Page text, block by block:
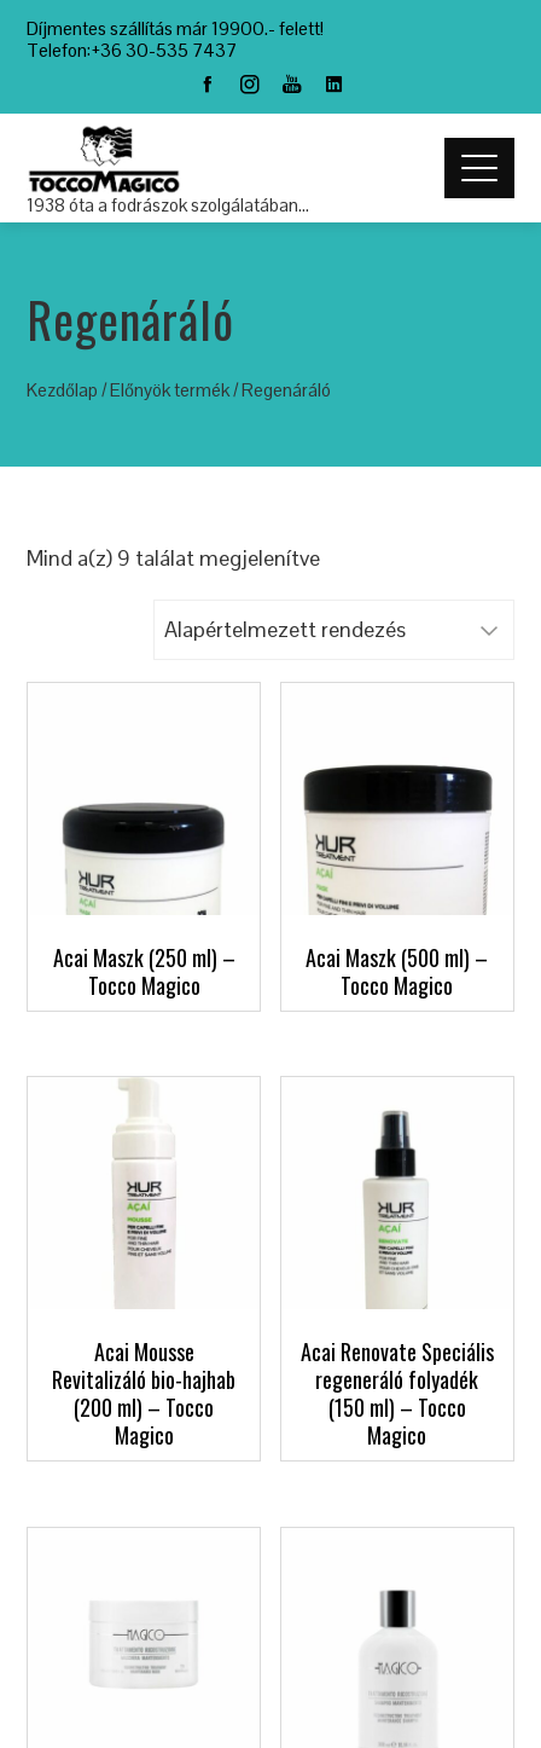
Díjmentes szállítás már 19900.- felett!
Telefon:+36 30-535 7437
1938 óta a fodrászok szolgálatában…
Regenáráló
Kezdőlap / Előnyök termék / Regenáráló
Mind a(z) 9 találat megjelenítve
Acai Maszk (250 ml) –
Tocco Magico
Acai Maszk (500 ml) –
Tocco Magico
Acai Mousse
Revitalizáló bio-hajhab
(200 ml) – Tocco
Magico
Acai Renovate Speciális
regeneráló folyadék
(150 ml) – Tocco
Magico